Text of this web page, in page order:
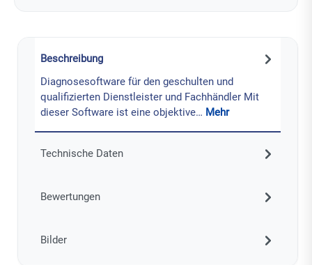
Beschreibung
Diagnosesoftware für den geschulten und
qualifizierten Dienstleister und Fachhändler Mit
dieser Software ist eine objektive… Mehr
Technische Daten
Bewertungen
Bilder